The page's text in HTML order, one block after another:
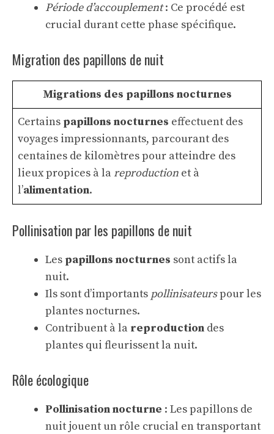
Période d’accouplement: Ce procédé est
crucial durant cette phase spécifique.
Migration des papillons de nuit
Migrations des papillons nocturnes
Certains papillons nocturnes effectuent des
voyages impressionnants, parcourant des
centaines de kilomètres pour atteindre des
lieux propices à la reproduction et à
l’alimentation.
Pollinisation par les papillons de nuit
Les papillons nocturnes sont actifs la
nuit.
Ils sont d’importants pollinisateurspour les
plantes nocturnes.
Contribuent à la reproduction des
plantes qui fleurissent la nuit.
Rôle écologique
Pollinisation nocturne : Les papillons de
nuit jouent un rôle crucial en transportant